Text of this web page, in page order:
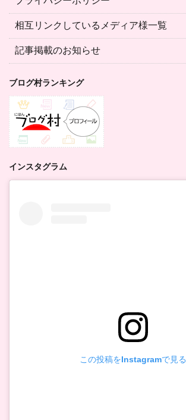
相互リンクしているメディア様一覧
記事掲載のお知らせ
ブログ村ランキング
インスタグラム
この投稿をInstagramで見る